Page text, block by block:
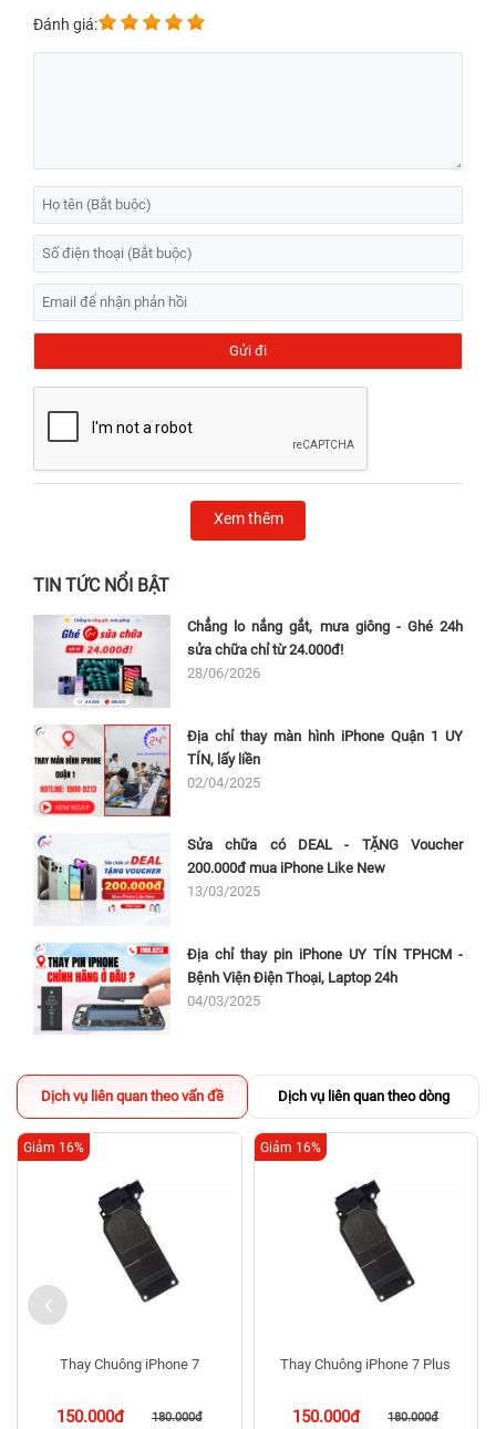
Đánh giá:
Xem thêm
TIN TỨC NỔI BẬT
Chẳng lo nắng gắt, mưa giông - Ghé 24h
sửa chữa chỉ từ 24.000đ!
28/06/2026
Địa chỉ thay màn hình iPhone Quận 1 UY
TÍN, lấy liền
02/04/2025
Sửa chữa có DEAL - TẶNG Voucher
200.000đ mua iPhone Like New
13/03/2025
Địa chỉ thay pin iPhone UY TÍN TPHCM -
Bệnh Viện Điện Thoại, Laptop 24h
04/03/2025
Dịch vụ liên quan theo vấn đề Dịch vụ liên quan theo dòng
Thay Chuông iPhone 7
150.000đ 180.000đ
Giảm 16%
Thay Chuông iPhone 7 Plus
150.000đ 180.000đ
Giảm 16%